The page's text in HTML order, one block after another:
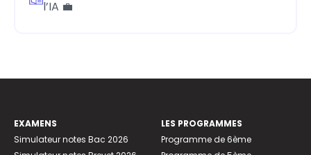
l’IA 💼
EXAMENS
Simulateur notes Bac 2026
LES PROGRAMMES
Programme de 6ème